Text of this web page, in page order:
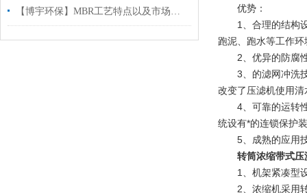
【博宇环保】MBR工艺特点以及市场应用
优势：
1、合理的结构设
跑泥、跑水等工作
2、优异的防腐性
3、的滤网冲洗技
改变了压滤机使用
4、可靠的运转性
统设有*的连锁保护
5、成熟的应用技
转筒浓缩带式压
1、机架紧凑型设
2、浓缩机采用转